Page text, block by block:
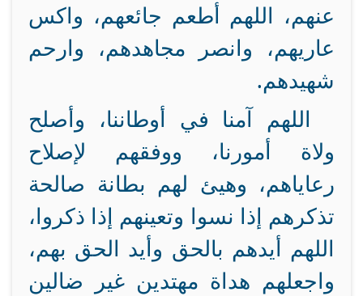
عنهم، اللهم أطعم جائعهم، واكس
عاريهم، وانصر مجاهدهم، وارحم
شهيدهم.
اللهم آمنا في أوطاننا، وأصلح
ولاة أمورنا، ووفقهم لإصلاح
رعاياهم، وهيئ لهم بطانة صالحة
تذكرهم إذا نسوا وتعينهم إذا ذكروا،
اللهم أيدهم بالحق وأيد الحق بهم،
واجعلهم هداة مهتدين غير ضالين